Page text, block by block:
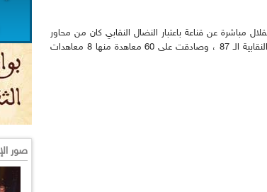
مباشرة عن قناعة باعتبار النضال النقابي كان من محاور
ثورة التحرير المجيدة ، مضيفا أن الجزائر انضمت لمعاهدة الحريات النقابية الـ 87 ، وصادقت على 60 معاهدة منها 8 معاهدات
صور